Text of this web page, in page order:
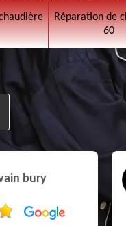
Réparation de
60
bury